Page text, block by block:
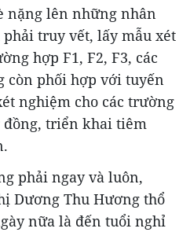
nặng lên những nhân
truy vết, lấy mẫu xét
hợp F1, F2, F3, các
còn phối hợp với tuyến
nghiệm cho các trường
đồng, triển khai tiêm
phải ngay và luôn,
Dương Thu Hương thổ
nữa là đến tuổi nghỉ